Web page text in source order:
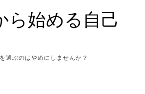
ら始める自己
選ぶのはやめにしませんか？